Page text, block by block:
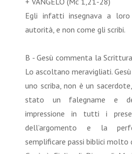
Egli infatti insegnava a
autorità, e non come gli scribi.
B - Gesù commenta la
Lo ascoltano meravigliati.
uno scriba, non è un
stato un falegname e
impressione in tutti i
dell’argomento e la
semplificare passi biblici molto